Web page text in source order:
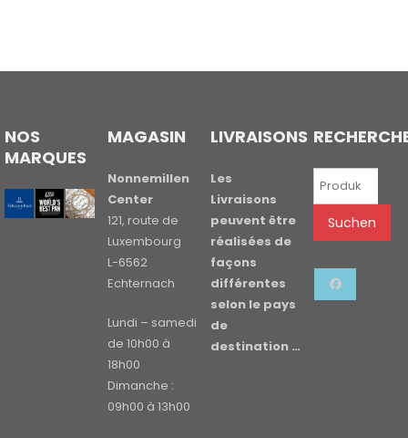
NOS
MARQUES
MAGASIN
Nonnemillen
Center
121, route de
Luxembourg
L-6562
Echternach
Lundi – samedi
de 10h00 à
18h00
Dimanche :
09h00 à 13h00
LIVRAISONS
Les
Livraisons
peuvent être
réalisées de
façons
différentes
selon le pays
de
destination …
Suchen
Suchen